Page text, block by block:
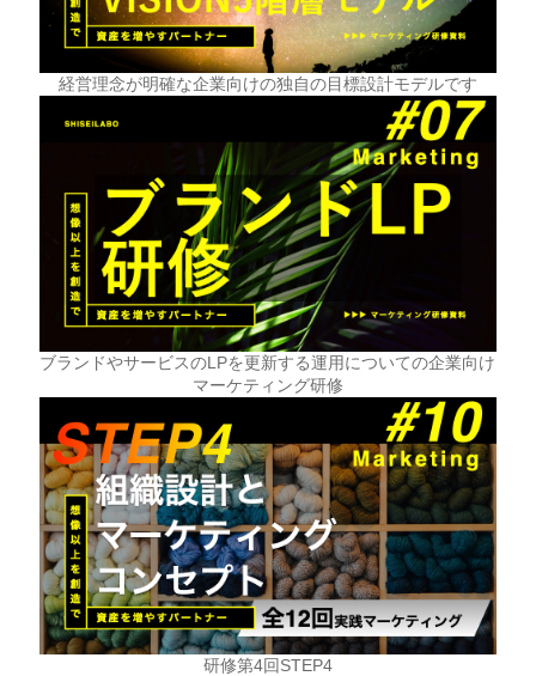
経営理念が明確な企業向けの独自の目標設計モデルです
ブランドやサービスのLPを更新する運用についての企業向け
マーケティング研修
研修第4回STEP4